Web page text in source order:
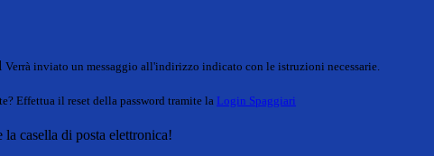
Verrà inviato un messaggio all'indirizzo indicato con le istruzioni necessarie.
Effettua il reset della password tramite la Login Spaggiari
casella di posta elettronica!